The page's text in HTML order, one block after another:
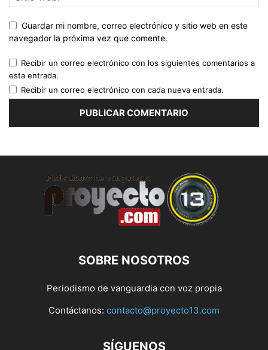
Guardar mi nombre, correo electrónico y sitio web en este
navegador la próxima vez que comente.
Recibir un correo electrónico con los siguientes comentarios a
esta entrada.
Recibir un correo electrónico con cada nueva entrada.
SOBRE NOSOTROS
Periodismo de vanguardia con voz propia
Contáctanos: contacto@proyecto13.com
SÍGUENOS